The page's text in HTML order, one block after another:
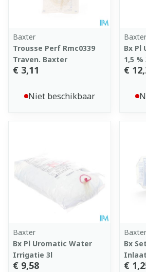
Baxter
Trousse Perf Rmc0339
Traven. Baxter
€ 3,11
Niet beschikbaar
Baxter
Bx Pl
1,5 %
€
Baxter
Bx Pl Uromatic Water
Irrigatie 3l
€ 9,58
Baxter
Bx
Inlaat
€